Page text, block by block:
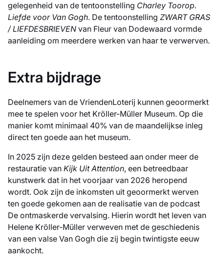
gelegenheid van de tentoonstelling Charley Toorop.
Liefde voor Van Gogh. De tentoonstelling ZWART GRAS
/ LIEFDESBRIEVEN van Fleur van Dodewaard vormde
aanleiding om meerdere werken van haar te verwerven.
Extra bijdrage
Deelnemers van de VriendenLoterij kunnen geoormerkt
mee te spelen voor het Kröller-Müller Museum. Op die
manier komt minimaal 40% van de maandelijkse inleg
direct ten goede aan het museum.
In 2025 zijn deze gelden besteed aan onder meer de
restauratie van Kijk Uit Attention, een betreedbaar
kunstwerk dat in het voorjaar van 2026 heropend
wordt. Ook zijn de inkomsten uit geoormerkt werven
ten goede gekomen aan de realisatie van de podcast
De ontmaskerde vervalsing. Hierin wordt het leven van
Helene Kröller-Müller verweven met de geschiedenis
van een valse Van Gogh die zij begin twintigste eeuw
aankocht.